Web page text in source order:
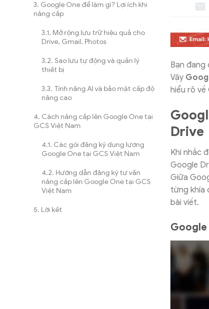
Google One để làm gì? Lợi ích khi
nâng cấp
Mở rộng lưu trữ hiệu quả cho
Drive, Gmail, Photos
Sao lưu tự động và quản lý
thiết bị
Tính năng AI và bảo mật cấp độ
nâng cao
Cách nâng cấp lên Google One tại
GCS Việt Nam
Các gói đăng ký dung lượng
Google One tại GCS Việt Nam
Hướng dẫn đăng ký tư vấn
nâng cấp lên Google One tại GCS
Việt Nam
Lời kết
Bạn đang
Vậy
hiểu rõ về
Drive
Khi nhắc
Google
Giữa
từng khía
bài viết.
Google